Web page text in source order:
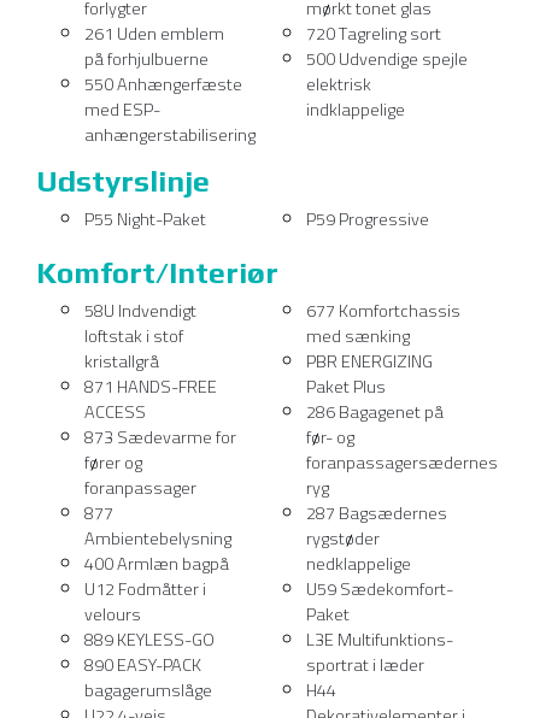
261 Uden emblem
på forhjulbuerne
550 Anhængerfæste
med ESP-
anhængerstabilisering
720 Tagreling sort
500 Udvendige spejle
elektrisk
indklappelige
Udstyrslinje
P55 Night-Paket P59 Progressive
Komfort/Interiør
58U Indvendigt
loftstak i stof
kristallgrå
871 HANDS-FREE
ACCESS
873 Sædevarme for
fører og
foranpassager
877
Ambientebelysning
400 Armlæn bagpå
U12 Fodmåtter i
velours
889 KEYLESS-GO
890 EASY-PACK
bagagerumslåge
U22 4-vejs
677 Komfortchassis
med sænking
PBR ENERGIZING
Paket Plus
286 Bagagenet på
før- og
foranpassagersædernes
ryg
287 Bagsædernes
rygstøder
nedklappelige
U59 Sædekomfort-
Paket
L3E Multifunktions-
sportrat i læder
H44
Dekorativelementer i